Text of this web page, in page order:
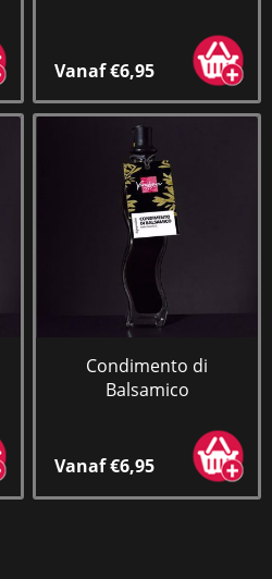
Vanaf €6,95
Condimento di
Balsamico
Vanaf €6,95